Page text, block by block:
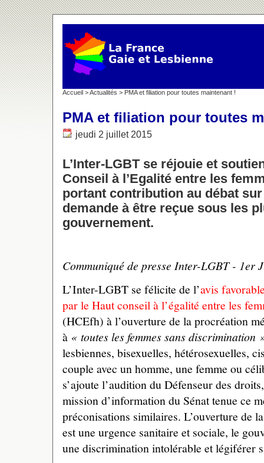
Accueil >Actualités > PMA et filiation pour toutes maintenant !
PMA et filiation pour toutes
jeudi 2 juillet 2015
L’Inter-LGBT se réjouie et
Conseil à l’Egalité entre les
portant contribution au débat sur
demande à être reçue sous les
gouvernement.
Communiqué de presse Inter-LGBT - 1er
L’Inter-LGBT se félicite de l’avis
par le Haut conseil à l’égalité entre les
(HCEfh) à l’ouverture de la procréation
à « toutes les femmes sans discrimination
lesbiennes, bisexuelles, hétérosexuelles,
couple avec un homme, une femme ou
s’ajoute l’audition du Défenseur des
mission d’information du Sénat tenue ce
préconisations similaires. L’ouverture de
est une urgence sanitaire et sociale, le
une discrimination intolérable et légiférer